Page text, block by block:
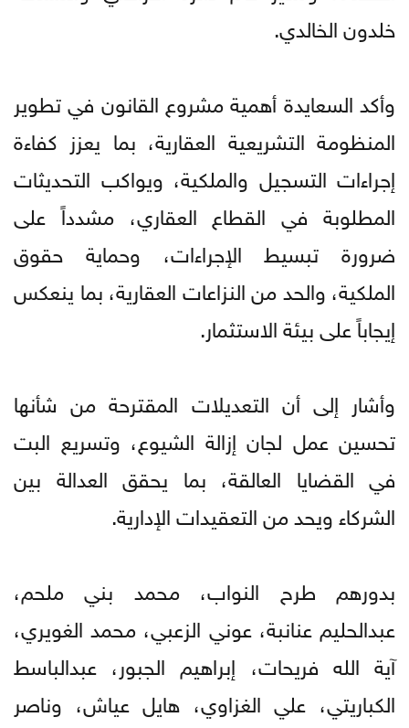
خلدون الخالدي.
وأكد السعايدة أهمية مشروع القانون في تطوير
المنظومة التشريعية العقارية، بما يعزز كفاءة
إجراءات التسجيل والملكية، ويواكب التحديثات
المطلوبة في القطاع العقاري، مشدداً على
ضرورة تبسيط الإجراءات، وحماية حقوق
الملكية، والحد من النزاعات العقارية، بما ينعكس
إيجاباً على بيئة الاستثمار.
وأشار إلى أن التعديلات المقترحة من شأنها
تحسين عمل لجان إزالة الشيوع، وتسريع البت
في القضايا العالقة، بما يحقق العدالة بين
الشركاء ويحد من التعقيدات الإدارية.
بدورهم طرح النواب، محمد بني ملحم،
عبدالحليم عنانبة، عوني الزعبي، محمد الغويري،
آية الله فريحات، إبراهيم الجبور، عبدالباسط
الكباريتي، علي الغزاوي، هايل عياش، وناصر